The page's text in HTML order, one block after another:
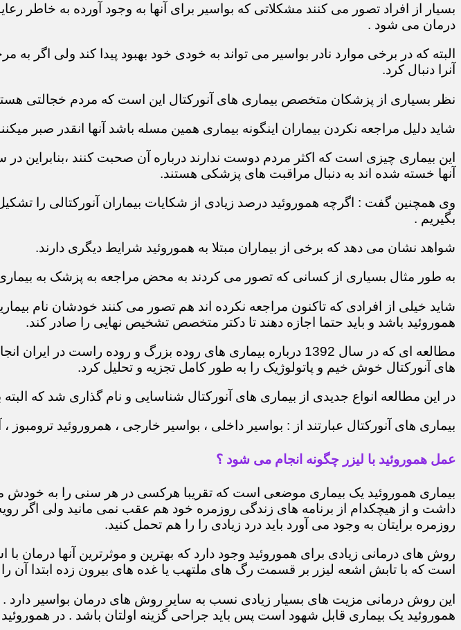
بسیار از افراد تصور می کنند مشکلاتی که بواسیر برای آنها به وجود آورده به
درمان می شود .
البته که در برخی موارد نادر بواسیر می تواند به خودی خود بهبود پیدا کند ولی
آنرا دنبال کرد.
نظر بسیاری از پزشکان متخصص بیماری های آنورکتال این است که مردم خجالتی
شاید دلیل مراجعه نکردن بیماران اینگونه بیماری همین مسله باشد آنها انقدر
این بیماری چیزی است که اکثر مردم دوست ندارند درباره آن صحبت کنند ،بنابراین
آنها خسته شده اند به دنبال مراقبت های پزشکی هستند.
وی همچنین گفت : اگرچه هموروئید درصد زیادی از شکایات بیماران آنورکتالی را
بگیریم .
شواهد نشان می دهد که برخی از بیماران مبتلا به هموروئید شرایط دیگری دارند.
به طور مثال بسیاری از کسانی که تصور می کردند به محض مراجعه به پزشک به بیماری
شاید خیلی از افرادی که تاکنون مراجعه نکرده اند هم تصور می کنند خودشان نام
هموروئید باشد و باید حتما اجازه دهند تا دکتر متخصص تشخیص نهایی را صادر کند.
مطالعه ای که در سال 1392 درباره بیماری های روده بزرگ و روده
های آنورکتال خوش خیم و پاتولوژیک را به طور کامل تجزیه و تحلیل کرد.
در این مطالعه انواع جدیدی از بیماری های آنورکتال شناسایی و نام گذاری شد که البته
بیماری های آنورکتال عبارتند از : بواسیر داخلی ، بواسیر خارجی ، همروروئید
عمل هموروئید با لیزر چگونه انجام می شود ؟
بیماری هموروئید یک بیماری موضعی است که تقریبا هرکسی در هر سنی را به خودش
داشت و از هیچکدام از برنامه های زندگی روزمره خود هم عقب نمی مانید ولی اگر
روزمره برایتان به وجود می آورد باید درد زیادی را را هم تحمل کنید.
روش های درمانی زیادی برای هموروئید وجود دارد که بهترین و موثرترین آنها
است که با تابش اشعه لیزر بر قسمت رگ های ملتهب یا غده های بیرون زده ابتدا
این روش درمانی مزیت های بسیار زیادی نسب به سایر روش های درمان بواسیر
هموروئید یک بیماری قابل شهود است پس باید جراحی گزینه اولتان باشد . در